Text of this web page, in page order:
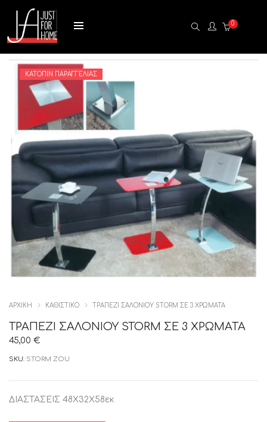
0
ΚΑΤΌΠΙΝ ΠΑΡΑΓΓΕΛΊΑΣ
ΑΡΧΙΚΉ ΚΑΘΙΣΤΙΚΟ ΤΡΑΠΕΖΙ ΣΑΛΟΝΙΟΥ STORM ΣΕ 3 ΧΡΩΜΑΤΑ
ΤΡΑΠΕΖΙ ΣΑΛΟΝΙΟΥ STORM ΣΕ 3 ΧΡΩΜΑΤΑ
45,00 €
SKU: STORM ZOU
ΔΙΑΣΤΑΣΕΙΣ 48X32X58εκ